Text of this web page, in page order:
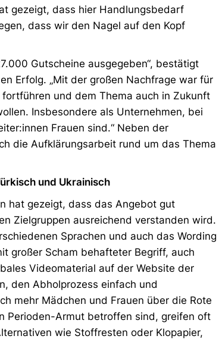
gezeigt, dass hier Handlungsbedarf
dass wir den Nagel auf den Kopf
Gutscheine ausgegeben“, bestätigt
Erfolg. „Mit der großen Nachfrage war für
und dem Thema auch in Zukunft
Insbesondere als Unternehmen, bei
Frauen sind.“ Neben der
die Aufklärungsarbeit rund um das Thema
und Ukrainisch
hat gezeigt, dass das Angebot gut
Zielgruppen ausreichend verstanden wird.
Sprachen und auch das Wording
großer Scham behafteter Begriff, auch
Videomaterial auf der Website der
den Abholprozess einfach und
mehr Mädchen und Frauen über die Rote
Perioden-Armut betroffen sind, greifen oft
wie Stoffresten oder Klopapier,